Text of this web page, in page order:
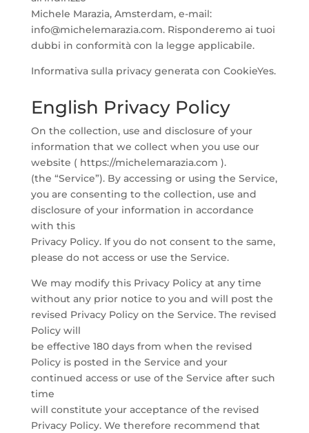
Michele Marazia, Amsterdam, e-mail:
info@michelemarazia.com. Risponderemo ai tuoi
dubbi in conformità con la legge applicabile.
Informativa sulla privacy generata con CookieYes.
English Privacy Policy
On the collection, use and disclosure of your
information that we collect when you use our
website ( https://michelemarazia.com ).
(the “Service”). By accessing or using the Service,
you are consenting to the collection, use and
disclosure of your information in accordance
with this
Privacy Policy. If you do not consent to the same,
please do not access or use the Service.
We may modify this Privacy Policy at any time
without any prior notice to you and will post the
revised Privacy Policy on the Service. The revised
Policy will
be effective 180 days from when the revised
Policy is posted in the Service and your
continued access or use of the Service after such
time
will constitute your acceptance of the revised
Privacy Policy. We therefore recommend that